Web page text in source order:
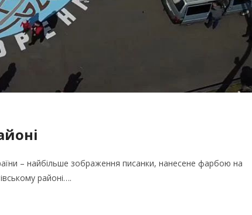
– найбільше зображення писанки, нанесене фарбою на
районі….